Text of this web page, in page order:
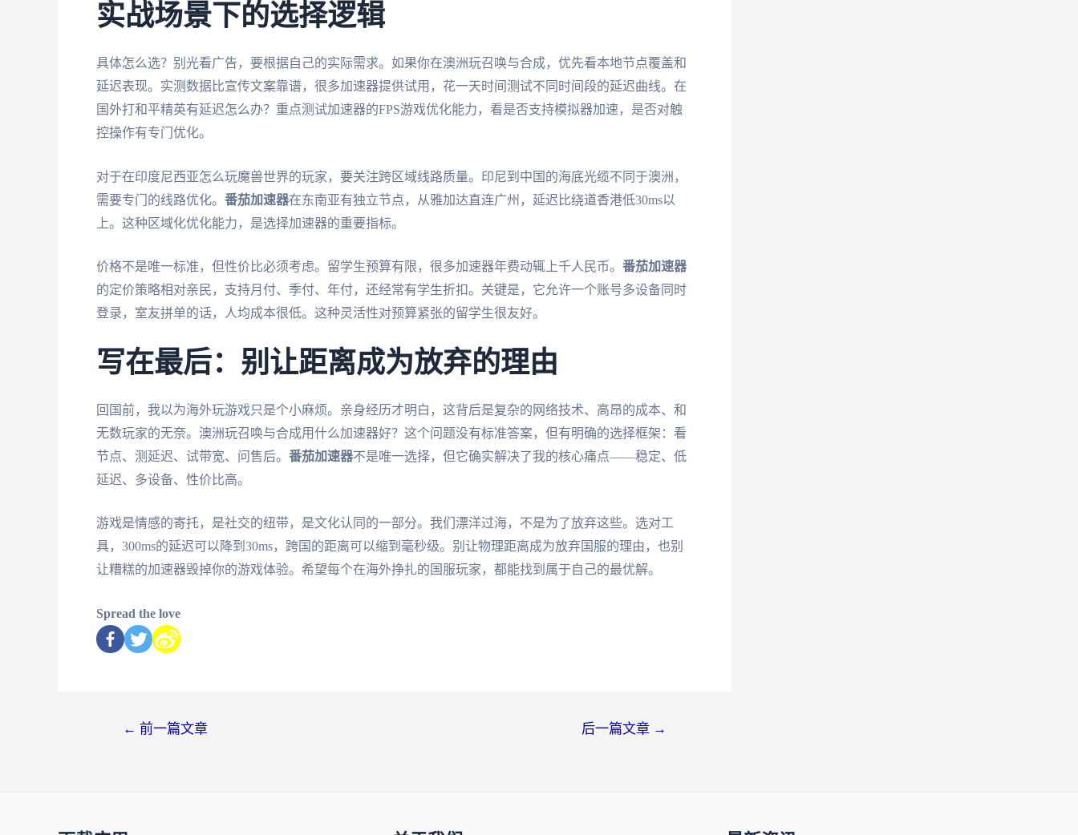
实战场景下的选择逻辑
具体怎么选？别光看广告，要根据自己的实际需求。如果你在澳洲玩召唤与合成，优先看本地节点覆盖和
延迟表现。实测数据比宣传文案靠谱，很多加速器提供试用，花一天时间测试不同时间段的延迟曲线。在
国外打和平精英有延迟怎么办？重点测试加速器的FPS游戏优化能力，看是否支持模拟器加速，是否对触
控操作有专门优化。
对于在印度尼西亚怎么玩魔兽世界的玩家，要关注跨区域线路质量。印尼到中国的海底光缆不同于澳洲，
需要专门的线路优化。 番茄加速器在东南亚有独立节点，从雅加达直连广州，延迟比绕道香港低30ms以
上。这种区域化优化能力，是选择加速器的重要指标。
价格不是唯一标准，但性价比必须考虑。留学生预算有限，很多加速器年费动辄上千人民币。 番茄加速器
的定价策略相对亲民，支持月付、季付、年付，还经常有学生折扣。关键是，它允许一个账号多设备同时
登录，室友拼单的话，人均成本很低。这种灵活性对预算紧张的留学生很友好。
写在最后：别让距离成为放弃的理由
回国前，我以为海外玩游戏只是个小麻烦。亲身经历才明白，这背后是复杂的网络技术、高昂的成本、和
无数玩家的无奈。澳洲玩召唤与合成用什么加速器好？这个问题没有标准答案，但有明确的选择框架：看
节点、测延迟、试带宽、问售后。 番茄加速器不是唯一选择，但它确实解决了我的核心痛点——稳定、低
延迟、多设备、性价比高。
游戏是情感的寄托，是社交的纽带，是文化认同的一部分。我们漂洋过海，不是为了放弃这些。选对工
具，300ms的延迟可以降到30ms，跨国的距离可以缩到毫秒级。别让物理距离成为放弃国服的理由，也别
让糟糕的加速器毁掉你的游戏体验。希望每个在海外挣扎的国服玩家，都能找到属于自己的最优解。
Spread the love
← 前一篇文章 后一篇文章 →